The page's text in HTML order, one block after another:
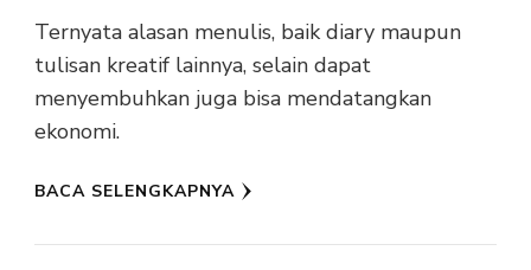
Ternyata alasan menulis, baik diary maupun
tulisan kreatif lainnya, selain dapat
menyembuhkan juga bisa mendatangkan
ekonomi.
BACA SELENGKAPNYA